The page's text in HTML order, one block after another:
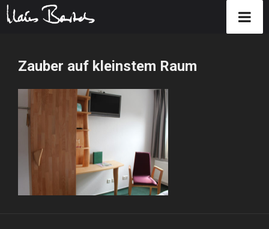
springenZauber auf kleinstem Raum